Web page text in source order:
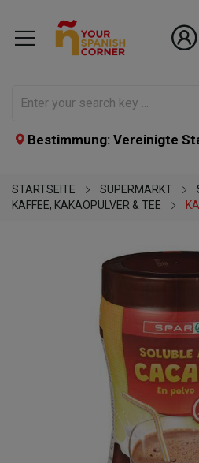
Bestimmung: Vereinigte
STARTSEITE SUPERMARKT
KAFFEE, KAKAOPULVER & TEE